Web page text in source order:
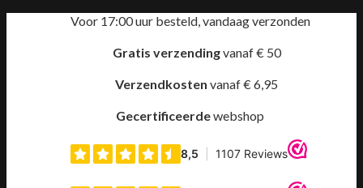
Voor 17:00 uur besteld, vandaag verzonden
Gratis verzendingvanaf € 50
Verzendkosten vanaf € 6,95
Gecertificeerdewebshop